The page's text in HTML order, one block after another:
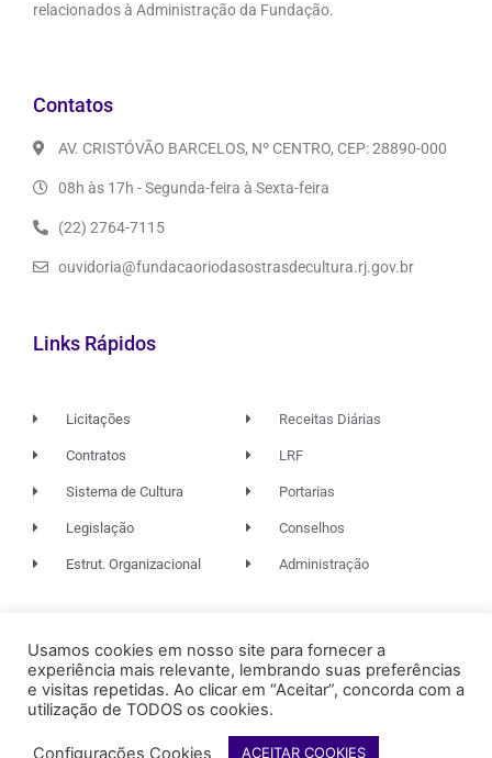
relacionados à Administração da Fundação.
Contatos
AV. CRISTÓVÃO BARCELOS, Nº CENTRO, CEP: 28890-000
08h às 17h - Segunda-feira à Sexta-feira
(22) 2764-7115
ouvidoria@fundacaoriodasostrasdecultura.rj.gov.br
Links Rápidos
Licitações
Contratos
Sistema de Cultura
Legislação
Estrut. Organizacional
Receitas Diárias
LRF
Portarias
Conselhos
Administração
© 2026. TODOS OS DIREITOS RESERVADOS.
FUNDAÇÃO RIO DAS OSTRAS DE CULTURA
Usamos cookies em nosso site para fornecer a
experiência mais relevante, lembrando suas preferências
e visitas repetidas. Ao clicar em “Aceitar”, concorda com a
utilização de TODOS os cookies.
Configurações Cookies ACEITAR COOKIES